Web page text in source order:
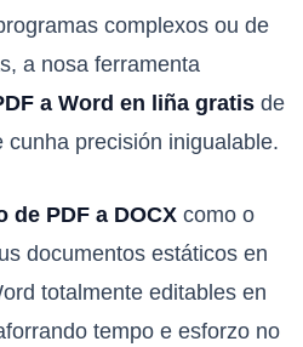
complexos ou de
a nosa ferramenta
a Word en liña gratis de
precisión inigualable.
PDF a DOCX como o
documentos estáticos en
totalmente editables en
tempo e esforzo no